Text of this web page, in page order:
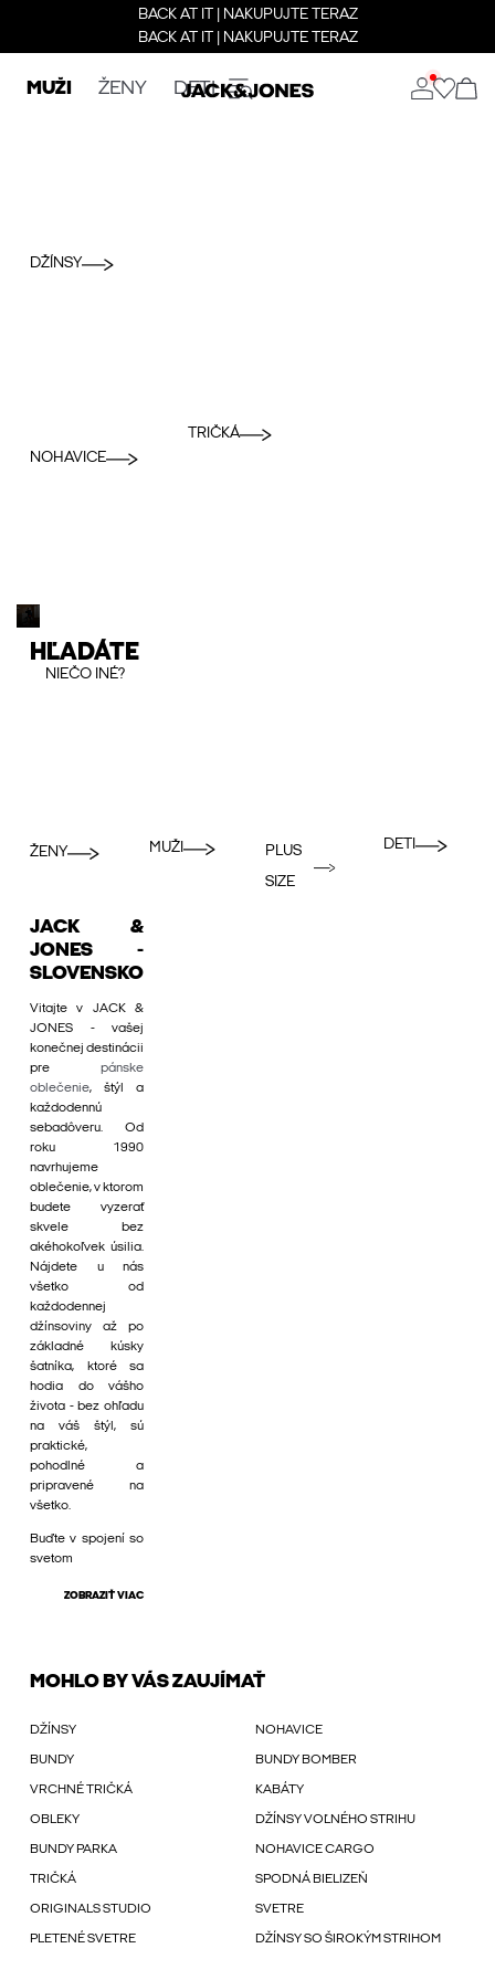
BACK AT IT | NAKUPUJTE TERAZ
BACK AT IT | NAKUPUJTE TERAZ
MUŽI ŽENY DETI
DŽÍNSY
NOHAVICE
TRIČKÁ
HĽADÁTE
NIEČO INÉ?
ŽENY MUŽI
PLUS
SIZE
DETI
JACK &
JONES -
SLOVENSKO
Vitajte v JACK &
JONES - vašej
konečnej destinácii
pre pánske
oblečenie, štýl a
každodennú
sebadôveru. Od
roku 1990
navrhujeme
oblečenie, v ktorom
budete vyzerať
skvele bez
akéhokoľvek úsilia.
Nájdete u nás
všetko od
každodennej
džínsoviny až po
základné kúsky
šatníka, ktoré sa
hodia do vášho
života - bez ohľadu
na váš štýl, sú
praktické,
pohodlné a
pripravené na
všetko.
Buďte v spojení so
svetom
ZOBRAZIŤ VIAC
MOHLO BY VÁS ZAUJÍMAŤ
DŽÍNSY NOHAVICE
BUNDY BUNDY BOMBER
VRCHNÉ TRIČKÁ KABÁTY
OBLEKY DŽÍNSY VOĽNÉHO STRIHU
BUNDY PARKA NOHAVICE CARGO
TRIČKÁ SPODNÁ BIELIZEŇ
ORIGINALS STUDIO SVETRE
PLETENÉ SVETRE DŽÍNSY SO ŠIROKÝM STRIHOM